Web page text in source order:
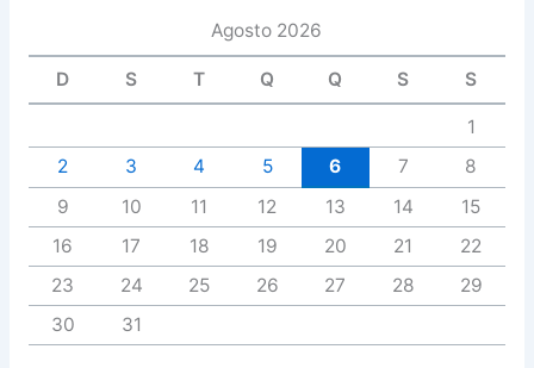
Agosto 2026
D S T Q Q S S
1
2
3 4 5 6 7
8
9
10 11 12 13 14
15
16
17 18 19 20 21
22
23
24 25 26 27 28
29
30
31